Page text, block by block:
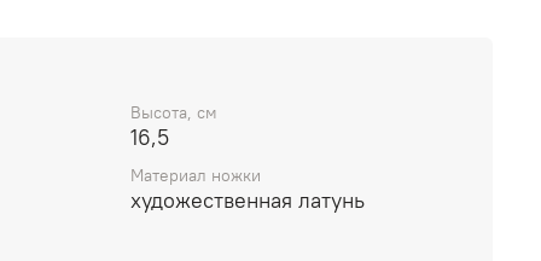
Высота, см
16,5
Материал ножки
художественная латунь